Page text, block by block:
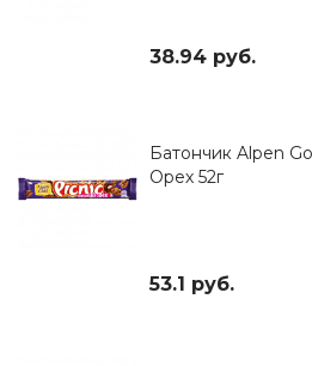
38.94 руб.
Батончик Alpen
Орех 52г
53.1 руб.